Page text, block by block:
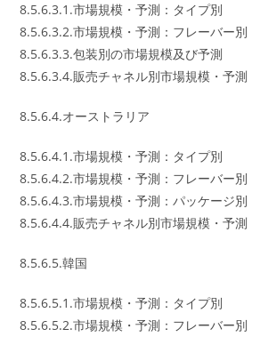
8.5.6.3.1.市場規模・予測：タイプ別
8.5.6.3.2.市場規模・予測：フレーバー別
8.5.6.3.3.包装別の市場規模及び予測
8.5.6.3.4.販売チャネル別市場規模・予測
8.5.6.4.オーストラリア
8.5.6.4.1.市場規模・予測：タイプ別
8.5.6.4.2.市場規模・予測：フレーバー別
8.5.6.4.3.市場規模・予測：パッケージ別
8.5.6.4.4.販売チャネル別市場規模・予測
8.5.6.5.韓国
8.5.6.5.1.市場規模・予測：タイプ別
8.5.6.5.2.市場規模・予測：フレーバー別